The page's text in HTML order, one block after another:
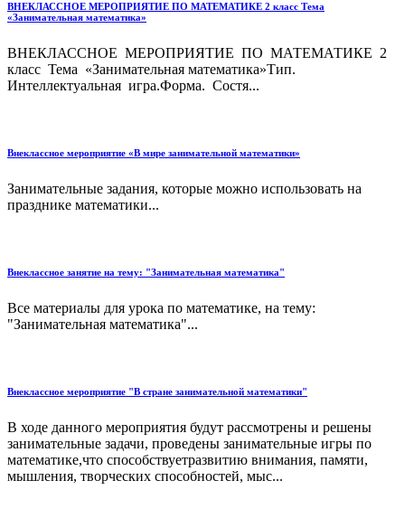
ВНЕКЛАССНОЕ МЕРОПРИЯТИЕ ПО МАТЕМАТИКЕ 2 класс Тема
«Занимательная математика»
ВНЕКЛАССНОЕ МЕРОПРИЯТИЕ ПО МАТЕМАТИКЕ 2
класс Тема «Занимательная математика»Тип.
Интеллектуальная игра.Форма. Состя...
Внеклассное мероприятие «В мире занимательной математики»
Занимательные задания, которые можно использовать на
празднике математики...
Внеклассное занятие на тему: "Занимательная математика"
Все материалы для урока по математике, на тему:
"Занимательная математика"...
Внеклассное мероприятие "В стране занимательной математики"
В ходе данного мероприятия будут рассмотрены и решены
занимательные задачи, проведены занимательные игры по
математике,что способствуетразвитию внимания, памяти,
мышления, творческих способностей, мыс...